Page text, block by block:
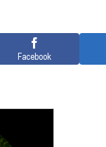
Facebook